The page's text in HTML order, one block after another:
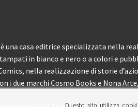
una casa editrice specializzata nella
in bianco e nero o a colori e
nella realizzazione di storie
i due marchi Cosmo Books e Nona
Questo sito utilizza